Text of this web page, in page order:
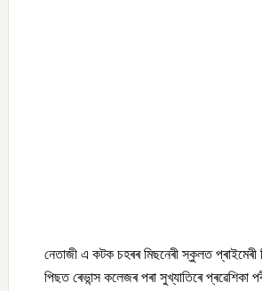
নেতাজী এ কটক চহৰৰ মিছনেৰী স্কুলত প্ৰাইমেৰী
পিছত ৰেভান্স কলেজৰ পৰা সুখ্যাতিৰে প্ৰৱেশিকা